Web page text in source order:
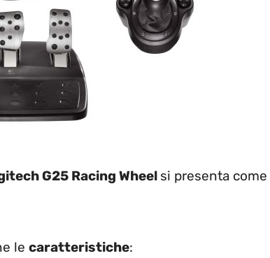
G25 Racing Wheel si presenta
le caratteristiche: